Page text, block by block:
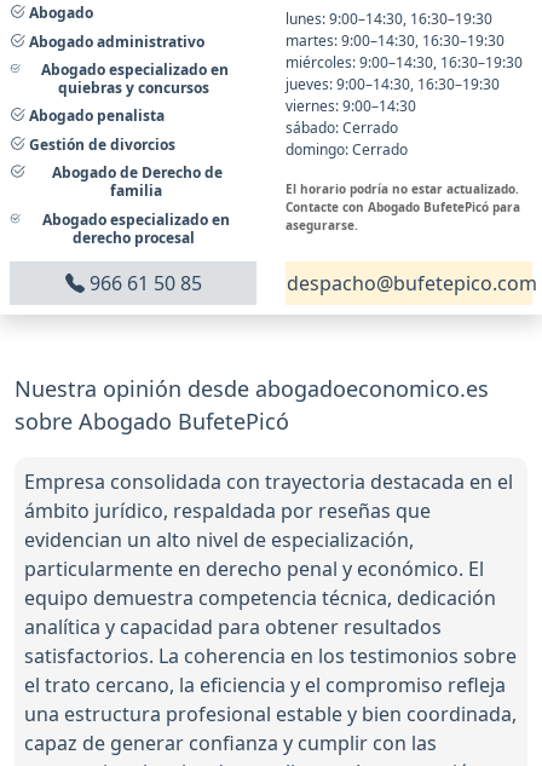
Abogado
Abogado administrativo
Abogado especializado en
quiebras y concursos
Abogado penalista
Gestión de divorcios
Abogado de Derecho de
familia
Abogado especializado en
derecho procesal
lunes: 9:00–14:30, 16:30–19:30
martes: 9:00–14:30, 16:30–19:30
miércoles: 9:00–14:30, 16:30–19:30
jueves: 9:00–14:30, 16:30–19:30
viernes: 9:00–14:30
sábado: Cerrado
domingo: Cerrado
El horario podría no estar actualizado.
Contacte con Abogado BufetePicó para
asegurarse.
966 61 50 85 despacho@bufetepico.com
Nuestra opinión desde abogadoeconomico.es
sobre Abogado BufetePicó
Empresa consolidada con trayectoria destacada en el
ámbito jurídico, respaldada por reseñas que
evidencian un alto nivel de especialización,
particularmente en derecho penal y económico. El
equipo demuestra competencia técnica, dedicación
analítica y capacidad para obtener resultados
satisfactorios. La coherencia en los testimonios sobre
el trato cercano, la eficiencia y el compromiso refleja
una estructura profesional estable y bien coordinada,
capaz de generar confianza y cumplir con las